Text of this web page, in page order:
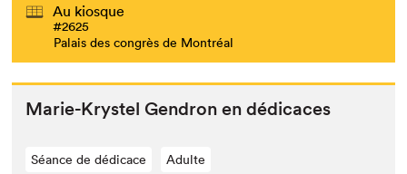
Au kiosque
#2625
Palais des congrès de Montréal
Marie-Krys­tel Gen­dron en dédicaces
Séance de dédicace Adulte